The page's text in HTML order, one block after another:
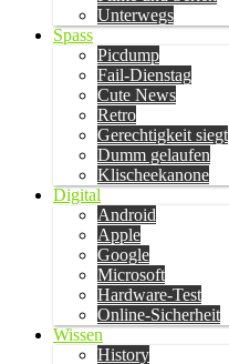
Unterwegs
Spass
Picdump
Fail-Dienstag
Cute News
Retro
Gerechtigkeit siegt
Dumm gelaufen
Klischeekanone
Digital
Android
Apple
Google
Microsoft
Hardware-Test
Online-Sicherheit
Wissen
History